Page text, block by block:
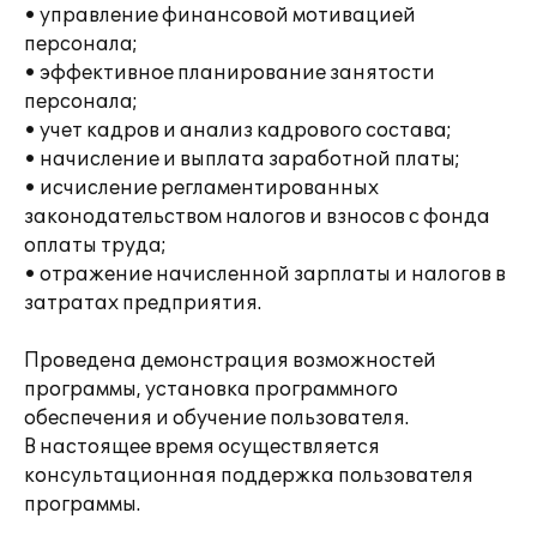
• управление финансовой мотивацией
персонала;
• эффективное планирование занятости
персонала;
• учет кадров и анализ кадрового состава;
• начисление и выплата заработной платы;
• исчисление регламентированных
законодательством налогов и взносов с фонда
оплаты труда;
• отражение начисленной зарплаты и налогов в
затратах предприятия.
Проведена демонстрация возможностей
программы, установка программного
обеспечения и обучение пользователя.
В настоящее время осуществляется
консультационная поддержка пользователя
программы.